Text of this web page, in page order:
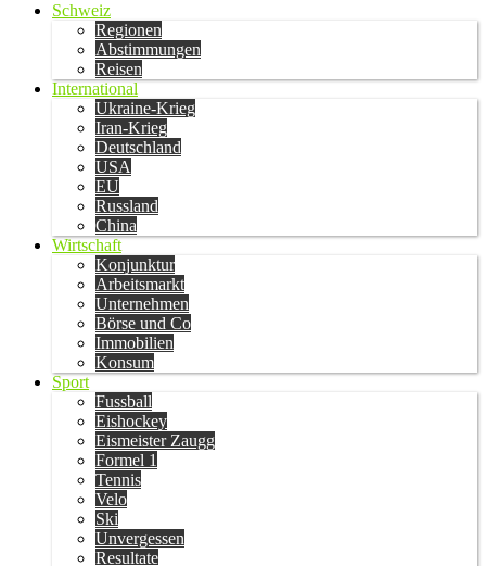
Schweiz
Regionen
Abstimmungen
Reisen
International
Ukraine-Krieg
Iran-Krieg
Deutschland
USA
EU
Russland
China
Wirtschaft
Konjunktur
Arbeitsmarkt
Unternehmen
Börse und Co
Immobilien
Konsum
Sport
Fussball
Eishockey
Eismeister Zaugg
Formel 1
Tennis
Velo
Ski
Unvergessen
Resultate